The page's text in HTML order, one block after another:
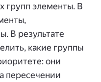
групп элементы. В
В результате
какие группы
они
пересечении